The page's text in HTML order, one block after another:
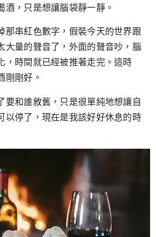
酒，只是想讓腦袋靜一靜。
那串紅色數字，假裝今天的世界跟
大量的聲音了，外面的聲音吵，腦
，時間就已經被推著走完。這時
剛剛好。
要和誰敘舊，只是很單純地想讓自
以停了，現在是我該好好休息的時